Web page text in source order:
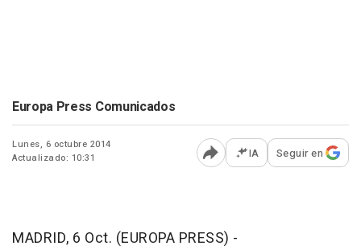
Europa Press Comunicados
Lunes, 6 octubre 2014
Actualizado: 10:31
Abrir opciones para
IA Seguir en
MADRID, 6 Oct. (EUROPA PRESS) -